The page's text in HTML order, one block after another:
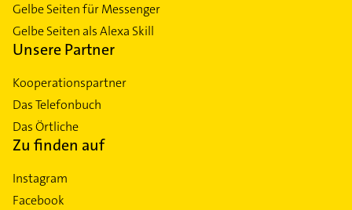
Gelbe Seiten für Messenger
Gelbe Seiten als Alexa Skill
Unsere Partner
Kooperationspartner
Das Telefonbuch
Das Örtliche
Zu finden auf
Instagram
Facebook